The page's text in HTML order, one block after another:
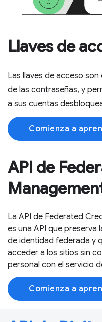
Llaves de
Las llaves de acceso
de las contraseñas, y
a sus cuentas
Comienza a
API de
La API de Federated
es una API que preserva
de identidad federada y
acceder a los sitios sin
personal con el servicio
Comienza a